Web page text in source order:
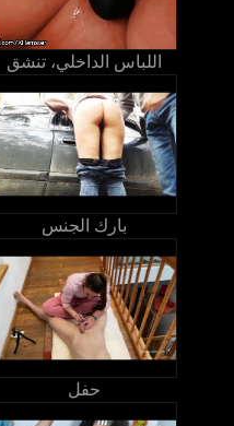
اللباس الداخلي، تنشق
بارك الجنس
حفل